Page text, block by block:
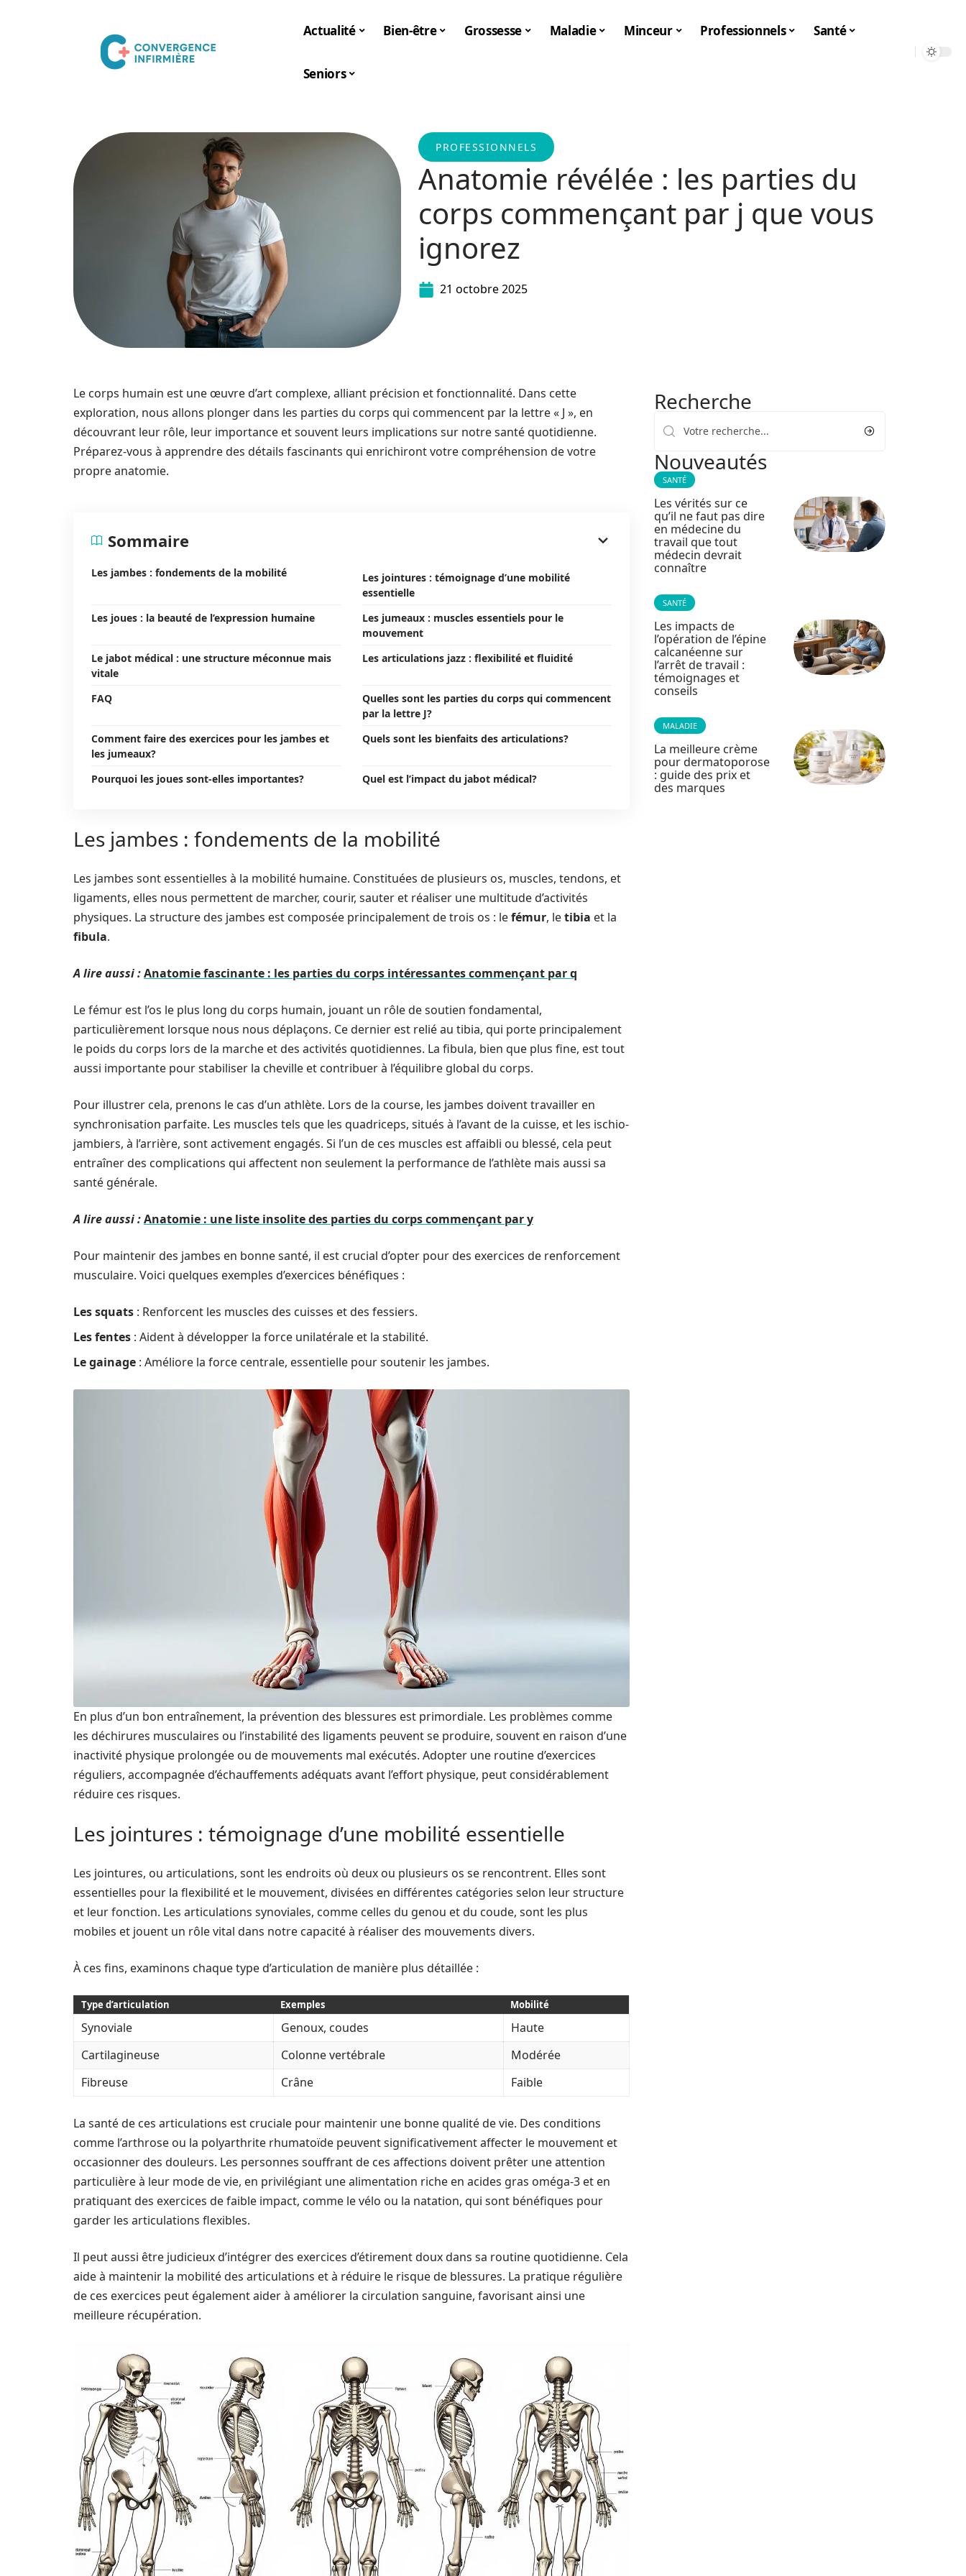
Actualité Bien-être Grossesse Maladie Minceur Professionnels Santé
Seniors
PROFESSIONNELS
Anatomie révélée : les parties du
corps commençant par j que vous
ignorez
21 octobre 2025
Le corps humain est une œuvre d’art complexe, alliant précision et fonctionnalité. Dans cette
exploration, nous allons plonger dans les parties du corps qui commencent par la lettre « J », en
découvrant leur rôle, leur importance et souvent leurs implications sur notre santé quotidienne.
Préparez-vous à apprendre des détails fascinants qui enrichiront votre compréhension de votre
propre anatomie.
Sommaire
Les jambes : fondements de la mobilité
Les jointures : témoignage d’une mobilité
essentielle
Les joues : la beauté de l’expression humaine
Les jumeaux : muscles essentiels pour le
mouvement
Le jabot médical : une structure méconnue mais
vitale
Les articulations jazz : flexibilité et fluidité
FAQ
Quelles sont les parties du corps qui commencent
par la lettre J?
Comment faire des exercices pour les jambes et
les jumeaux?
Quels sont les bienfaits des articulations?
Pourquoi les joues sont-elles importantes? Quel est l’impact du jabot médical?
Les jambes : fondements de la mobilité
Les jambes sont essentielles à la mobilité humaine. Constituées de plusieurs os, muscles, tendons, et
ligaments, elles nous permettent de marcher, courir, sauter et réaliser une multitude d’activités
physiques. La structure des jambes est composée principalement de trois os : lefémur, letibia et la
fibula.
A lire aussi :Anatomie fascinante : les parties du corps intéressantes commençant par q
Le fémur est l’os le plus long du corps humain, jouant un rôle de soutien fondamental,
particulièrement lorsque nous nous déplaçons. Ce dernier est relié au tibia, qui porte principalement
le poids du corps lors de la marche et des activités quotidiennes. La fibula, bien que plus fine, est tout
aussi importante pour stabiliser la cheville et contribuer à l’équilibre global du corps.
Pour illustrer cela, prenons le cas d’un athlète. Lors de la course, les jambes doivent travailler en
synchronisation parfaite. Les muscles tels que les quadriceps, situés à l’avant de la cuisse, et les ischio-
jambiers, à l’arrière, sont activement engagés. Si l’un de ces muscles est affaibli ou blessé, cela peut
entraîner des complications qui affectent non seulement la performance de l’athlète mais aussi sa
santé générale.
A lire aussi :Anatomie : une liste insolite des parties du corps commençant par y
Pour maintenir des jambes en bonne santé, il est crucial d’opter pour des exercices de renforcement
musculaire. Voici quelques exemples d’exercices bénéfiques :
Les squats : Renforcent les muscles des cuisses et des fessiers.
Les fentes : Aident à développer la force unilatérale et la stabilité.
Le gainage : Améliore la force centrale, essentielle pour soutenir les jambes.
En plus d’un bon entraînement, la prévention des blessures est primordiale. Les problèmes comme
les déchirures musculaires ou l’instabilité des ligaments peuvent se produire, souvent en raison d’une
inactivité physique prolongée ou de mouvements mal exécutés. Adopter une routine d’exercices
réguliers, accompagnée d’échauffements adéquats avant l’effort physique, peut considérablement
réduire ces risques.
Les jointures : témoignage d’une mobilité essentielle
Les jointures, ou articulations, sont les endroits où deux ou plusieurs os se rencontrent. Elles sont
essentielles pour la flexibilité et le mouvement, divisées en différentes catégories selon leur structure
et leur fonction. Les articulations synoviales, comme celles du genou et du coude, sont les plus
mobiles et jouent un rôle vital dans notre capacité à réaliser des mouvements divers.
À ces fins, examinons chaque type d’articulation de manière plus détaillée :
Type d’articulation Exemples Mobilité
Synoviale Genoux, coudes
Haute
Cartilagineuse
Colonne vertébrale
Modérée
Fibreuse
Crâne Faible
La santé de ces articulations est cruciale pour maintenir une bonne qualité de vie. Des conditions
comme l’arthrose ou la polyarthrite rhumatoïde peuvent significativement affecter le mouvement et
occasionner des douleurs. Les personnes souffrant de ces affections doivent prêter une attention
particulière à leur mode de vie, en privilégiant une alimentation riche en acides gras oméga-3 et en
pratiquant des exercices de faible impact, comme le vélo ou la natation, qui sont bénéfiques pour
garder les articulations flexibles.
Il peut aussi être judicieux d’intégrer des exercices d’étirement doux dans sa routine quotidienne. Cela
aide à maintenir la mobilité des articulations et à réduire le risque de blessures. La pratique régulière
de ces exercices peut également aider à améliorer la circulation sanguine, favorisant ainsi une
meilleure récupération.
Recherche
Nouveautés
SANTÉ
Les vérités sur ce
qu’il ne faut pas dire
en médecine du
travail que tout
médecin devrait
connaître
SANTÉ
Les impacts de
l’opération de l’épine
calcanéenne sur
l’arrêt de travail :
témoignages et
conseils
MALADIE
La meilleure crème
pour dermatoporose
: guide des prix et
des marques